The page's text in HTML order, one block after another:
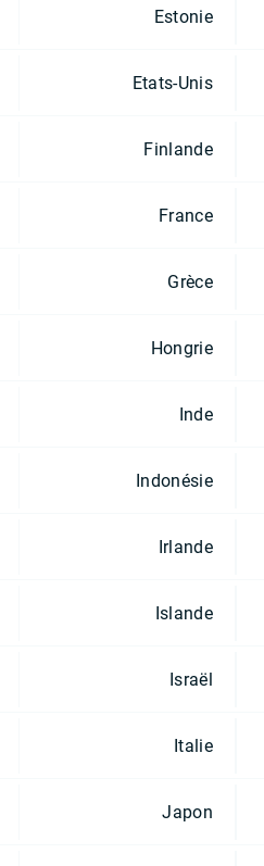
Estonie
Etats-Unis
Finlande
France
Grèce
Hongrie
Inde
Indonésie
Irlande
Islande
Israël
Italie
Japon